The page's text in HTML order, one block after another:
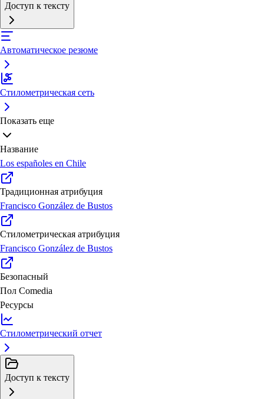
Доступ к тексту
Автоматическое резюме
Стилометрическая сеть
Показать еще
Название
Los españoles en Chile
Традиционная атрибуция
Francisco González de Bustos
Стилометрическая атрибуция
Francisco González de Bustos
Безопасный
Пол Comedia
Ресурсы
Стилометрический отчет
Доступ к тексту